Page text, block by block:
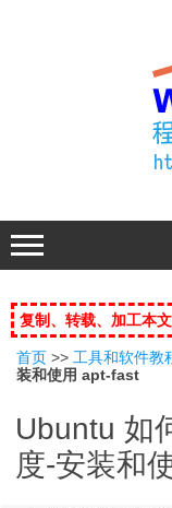
复制、转载、加工本
首页 >> 工具和软件教
装和使用 apt-fast
Ubuntu 如
度-安装和